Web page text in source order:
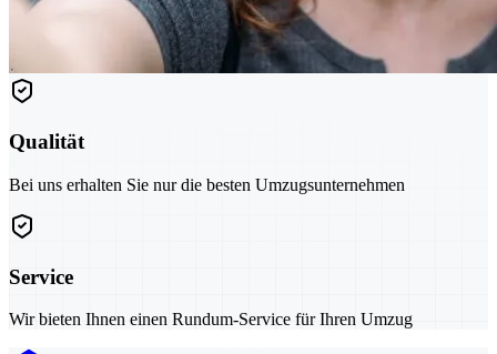
Qualität
Bei uns erhalten Sie nur die besten Umzugsunternehmen
Service
Wir bieten Ihnen einen Rundum-Service für Ihren Umzug